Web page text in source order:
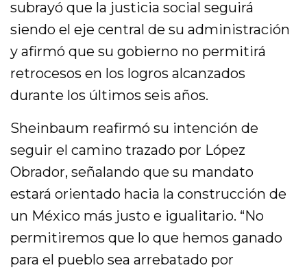
subrayó que la justicia social seguirá
siendo el eje central de su administración
y afirmó que su gobierno no permitirá
retrocesos en los logros alcanzados
durante los últimos seis años.
Sheinbaum reafirmó su intención de
seguir el camino trazado por López
Obrador, señalando que su mandato
estará orientado hacia la construcción de
un México más justo e igualitario. “No
permitiremos que lo que hemos ganado
para el pueblo sea arrebatado por